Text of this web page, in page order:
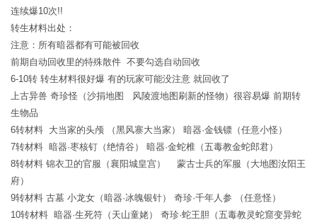
连续爆10次!!
转生材料出处：
注意：所有暗器都有可能被回收
前期自动回收里的特殊散件 不要勾选自动回收
6-10转 转生材料很好爆 有的玩家可能没注意 就回收了
上古异兽 奇珍怪（沙捐地图 风陵渡地图刷新的怪物）很容易爆 前期转
生物品
6转材料 大当家的头颅 （黑风寨大当家） 暗器·金钱镖（任意小怪）
7转材料 暗器·枣核钉（绝情谷） 暗器·金蛇椎（五毒教金蛇郎君）
8转材料 锦衣卫的官服（襄阳城皇宫） 蒙古士兵的军服（大地图汝阳王
府）
9转材料 古墓 小龙女（暗器·冰魄银针） 奇珍·千年人参 （任意怪）
10转材料 暗器·生死符（天山童姥） 奇珍·蛇王胆（五毒教灵蛇窟变异蛇